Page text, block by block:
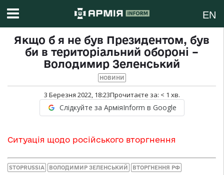
EN
Якщо б я не був Президентом, був
би в територіальний обороні –
Володимир Зеленський
НОВИНИ
3 Березня 2022, 18:23Прочитаєте за: < 1 хв.
Слідкуйте за АрміяInform в Google
Ситуація щодо російського вторгнення
STOPRUSSIA ВОЛОДИМИР ЗЕЛЕНСЬКИЙ ВТОРГНЕННЯ РФ